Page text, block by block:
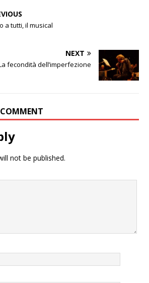
a tutti, il musical
NEXT
fecondità dell’imperfezione
not be published.